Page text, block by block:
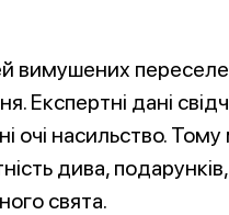
вимушених
Експертні дані
очі насильство.
дива,
свята.